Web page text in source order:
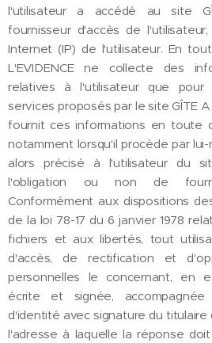
l'utilisateur a accédé au site
fournisseur d'accès de
Internet (IP) de l'utilisateur. En
L'EVIDENCE ne collecte des
relatives à l'utilisateur que
services proposés par le site GÎTE A
fournit ces informations en toute
notamment lorsqu'il procède par
alors précisé à l'utilisateur du
l'obligation ou non de
Conformément aux dispositions
de la loi 78-17 du 6 janvier 1978
fichiers et aux libertés, tout
d'accès, de rectification et
personnelles le concernant, en
écrite et signée,
d'identité avec signature du titulaire
l'adresse à laquelle la réponse